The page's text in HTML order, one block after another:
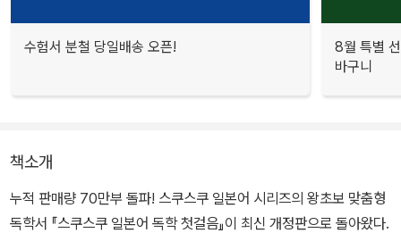
수험서 분철 당일배송 오픈!
8월 특별
바구니
책소개
누적 판매량 70만부 돌파! 스쿠스쿠 일본어 시리즈의 왕초보 맞춤형
독학서 『스쿠스쿠 일본어 독학 첫걸음』이 최신 개정판으로 돌아왔다.